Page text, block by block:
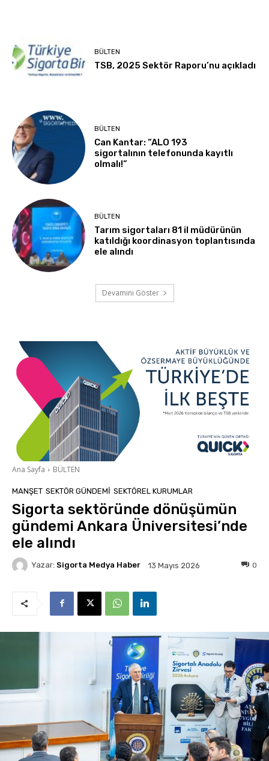
BÜLTEN
TSB, 2025 Sektör Raporu’nu açıkladı
BÜLTEN
Can Kantar: “ALO 193
sigortalının telefonunda kayıtlı
olmalı!”
BÜLTEN
Tarım sigortaları 81 il müdürünün
katıldığı koordinasyon toplantısında
ele alındı
Devamını Göster